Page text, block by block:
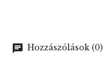
Hozzászólások (0)